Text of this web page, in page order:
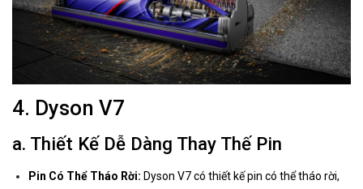
4. Dyson V7
a. Thiết Kế Dễ Dàng Thay Thế Pin
Pin Có Thể Tháo Rời: Dyson V7 có thiết kế pin có thể tháo rời,